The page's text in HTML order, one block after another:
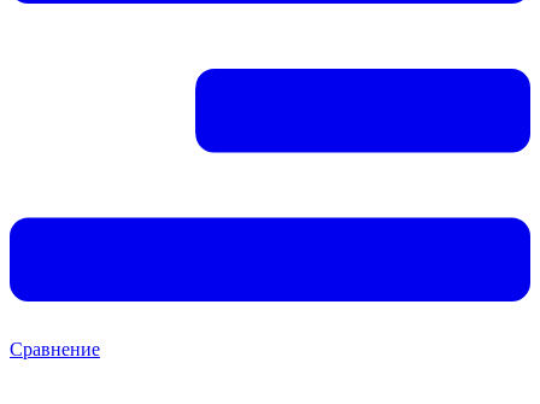
Сравнение